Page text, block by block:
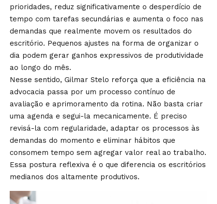
prioridades, reduz significativamente o desperdício de
tempo com tarefas secundárias e aumenta o foco nas
demandas que realmente movem os resultados do
escritório. Pequenos ajustes na forma de organizar o
dia podem gerar ganhos expressivos de produtividade
ao longo do mês.
Nesse sentido, Gilmar Stelo reforça que a eficiência na
advocacia passa por um processo contínuo de
avaliação e aprimoramento da rotina. Não basta criar
uma agenda e segui-la mecanicamente. É preciso
revisá-la com regularidade, adaptar os processos às
demandas do momento e eliminar hábitos que
consomem tempo sem agregar valor real ao trabalho.
Essa postura reflexiva é o que diferencia os escritórios
medianos dos altamente produtivos.